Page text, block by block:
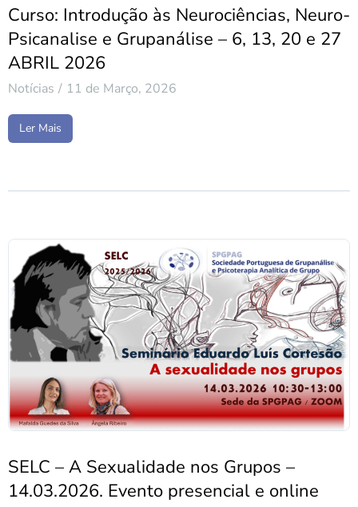
Curso: Introdução às Neurociências, Neuro-
Psicanalise e Grupanálise – 6, 13, 20 e 27
ABRIL 2026
Notícias 11 de Março, 2026
Ler Mais
SELC – A Sexualidade nos Grupos –
14.03.2026. Evento presencial e online